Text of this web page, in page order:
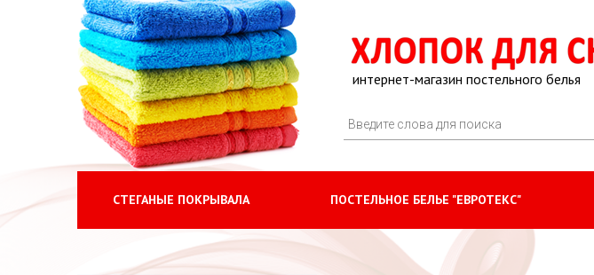
интернет-магазин постельного белья
СТЕГАНЫЕ ПОКРЫВАЛА ПОСТЕЛЬНОЕ БЕЛЬЕ "ЕВРОТЕКС"